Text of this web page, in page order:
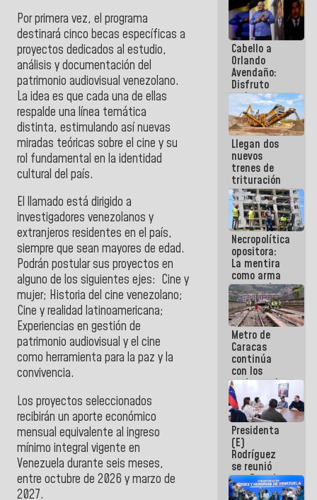
Por primera vez, el programa
destinará cinco becas específicas a
proyectos dedicados al estudio,
análisis y documentación del
patrimonio audiovisual venezolano.
La idea es que cada una de ellas
respalde una línea temática
distinta, estimulando así nuevas
miradas teóricas sobre el cine y su
rol fundamental en la identidad
cultural del país.
El llamado está dirigido a
investigadores venezolanos y
extranjeros residentes en el país,
siempre que sean mayores de edad.
Podrán postular sus proyectos en
alguno de los siguientes ejes: Cine y
mujer; Historia del cine venezolano;
Cine y realidad latinoamericana;
Experiencias en gestión de
patrimonio audiovisual y el cine
como herramienta para la paz y la
convivencia.
Los proyectos seleccionados
recibirán un aporte económico
mensual equivalente al ingreso
mínimo integral vigente en
Venezuela durante seis meses,
entre octubre de 2026 y marzo de
2027.
Cabello a
Orlando
Avendaño:
Disfruto
cada vez
que escribes
porque lo
que haces
es
embarrarla
Llegan dos
nuevos
trenes de
trituración
para
optimizar
manejo de
escombros
en La Guaira
Necropolítica
opositora:
La mentira
como arma
contra el
Pueblo
Metro de
Caracas
continúa
con los
trabajos de
mantenimiento
e inspección
en la Línea 2
Presidenta
(E)
Rodríguez
se reunió
con Estado
Mayor